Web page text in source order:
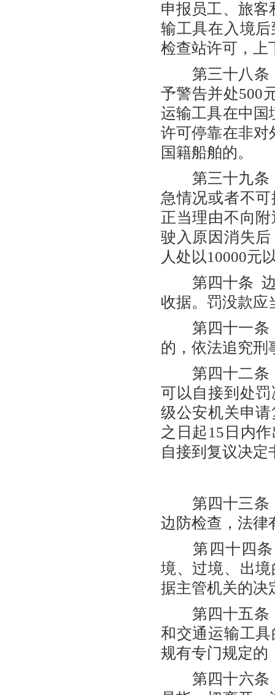
申报员工、旅客
输工具在入境
检查站许可，上
第三十八条
予警告并处500
运输工具在中国
许可停靠在非对
国籍船舶的。
第三十九条
急情况或者不
正当理由不向
驶入原因消失
人处以10000元
第四十条 边
收据。罚没款应
第四十一条
的，依法追究刑
第四十二条
可以自接到处
级公安机关申
之日起15日内
自接到复议决定
第四十三条
边防检查，法律
第四十四条
境、过境、出
据主管机关的决
第四十五条
和交通运输工
规有专门规定的
第四十六条